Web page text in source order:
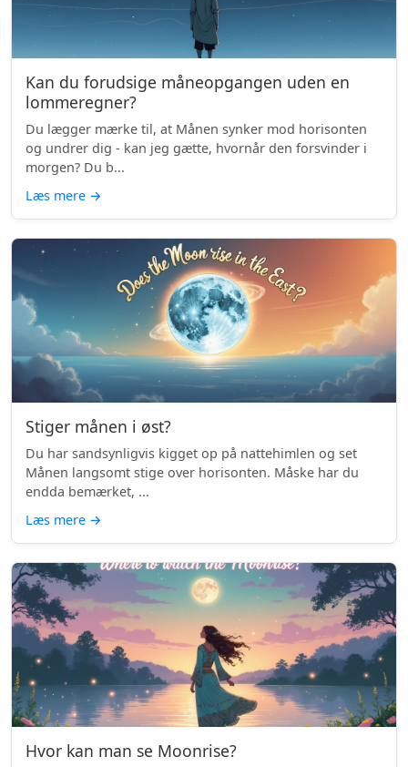
Kan du forudsige måneopgangen uden en
lommeregner?
Du lægger mærke til, at Månen synker mod horisonten
og undrer dig - kan jeg gætte, hvornår den forsvinder i
morgen? Du b...
Læs mere →
Stiger månen i øst?
Du har sandsynligvis kigget op på nattehimlen og set
Månen langsomt stige over horisonten. Måske har du
endda bemærket, ...
Læs mere →
Hvor kan man se Moonrise?